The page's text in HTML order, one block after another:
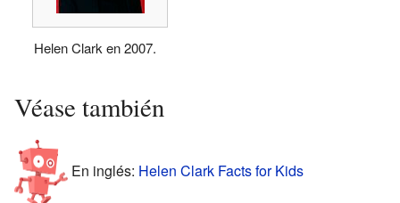
Helen Clark en 2007.
Véase también
En inglés: Helen Clark Facts for Kids